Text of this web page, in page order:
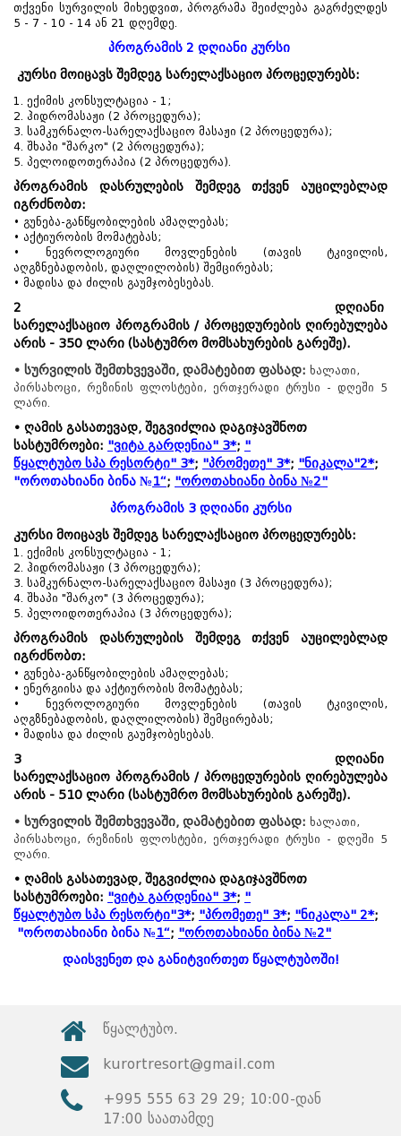
თქვენი სურვილის მიხედვით, პროგრამა შეიძლება გაგრძელდეს
5 - 7 - 10 - 14 ან 21 დღემდე.
პროგრამის 2 დღიანი კურსი
კურსი მოიცავს შემდეგ სარელაქსაციო პროცედურებს:
1. ექიმის კონსულტაცია - 1;
2. ჰიდრომასაჟი (2 პროცედურა);
3. სამკურნალო-სარელაქსაციო მასაჟი (2 პროცედურა);
4. შხაპი "შარკო" (2 პროცედურა);
5. პელოიდოთერაპია (2 პროცედურა).
პროგრამის დასრულების შემდეგ თქვენ აუცილებლად
იგრძნობთ:
• გუნება-განწყობილების ამაღლებას;
• აქტიურობის მომატებას;
• ნევროლოგიური მოვლენების (თავის ტკივილის,
აღგზნებადობის, დაღლილობის) შემცირებას;
• მადისა და ძილის გაუმჯობესებას.
2 დღიანი
სარელაქსაციო პროგრამის / პროცედურების ღირებულება
არის - 350 ლარი (სასტუმრო მომსახურების გარეშე).
• სურვილის შემთხვევაში, დამატებით ფასად: ხალათი,
პირსახოცი, რეზინის ფლოსტები, ერთჯერადი ტრუსი - დღეში 5
ლარი.
• ღამის გასათევად, შეგვიძლია დაგიჯავშნოთ
სასტუმროები: "ვიტა გარდენია" 3*; "
წყალტუბო სპა რესორტი" 3*; "პრომეთე" 3*; "ნიკალა"2*;
"ოროთახიანი ბინა №1“; "ოროთახიანი ბინა №2"
პროგრამის 3 დღიანი კურსი
კურსი მოიცავს შემდეგ სარელაქსაციო პროცედურებს:
1. ექიმის კონსულტაცია - 1;
2. ჰიდრომასაჟი (3 პროცედურა);
3. სამკურნალო-სარელაქსაციო მასაჟი (3 პროცედურა);
4. შხაპი "შარკო" (3 პროცედურა);
5. პელოიდოთერაპია (3 პროცედურა);
პროგრამის დასრულების შემდეგ თქვენ აუცილებლად
იგრძნობთ:
• გუნება-განწყობილების ამაღლებას;
• ენერგიისა და აქტიურობის მომატებას;
• ნევროლოგიური მოვლენების (თავის ტკივილის,
აღგზნებადობის, დაღლილობის) შემცირებას;
• მადისა და ძილის გაუმჯობესებას.
3 დღიანი
სარელაქსაციო პროგრამის / პროცედურების ღირებულება
არის - 510 ლარი (სასტუმრო მომსახურების გარეშე).
• სურვილის შემთხვევაში, დამატებით ფასად: ხალათი,
პირსახოცი, რეზინის ფლოსტები, ერთჯერადი ტრუსი - დღეში 5
ლარი.
• ღამის გასათევად, შეგვიძლია დაგიჯავშნოთ
სასტუმროები: "ვიტა გარდენია" 3*; "
წყალტუბო სპა რესორტი"3*; "პრომეთე" 3*; "ნიკალა" 2*;
"ოროთახიანი ბინა №1“; "ოროთახიანი ბინა №2"
დაისვენეთ და განიტვირთეთ წყალტუბოში!